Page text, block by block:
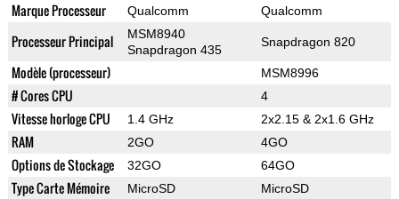
Marque Processeur Qualcomm Qualcomm
Processeur Principal
MSM8940
Snapdragon 435
Snapdragon 820
Modèle (processeur) MSM8996
# Cores CPU 4
Vitesse horloge CPU 1.4 GHz 2x2.15 & 2x1.6 GHz
RAM 2GO 4GO
Options de Stockage 32GO 64GO
Type Carte Mémoire MicroSD MicroSD